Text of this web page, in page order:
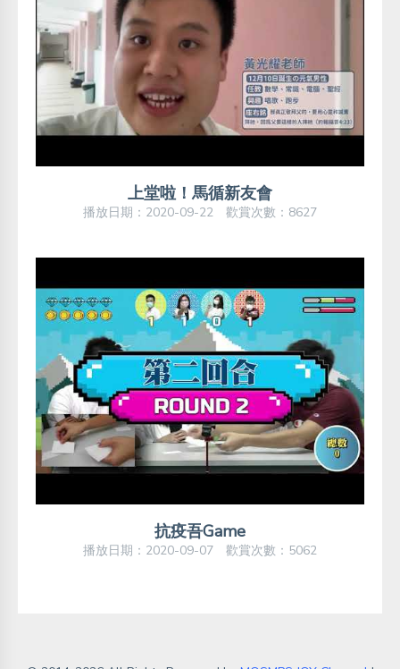
上堂啦！馬循新友會
播放日期：2020-09-22 歡賞次數：8627
抗疫吾Game
播放日期：2020-09-07 歡賞次數：5062